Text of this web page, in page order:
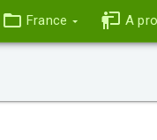
France A